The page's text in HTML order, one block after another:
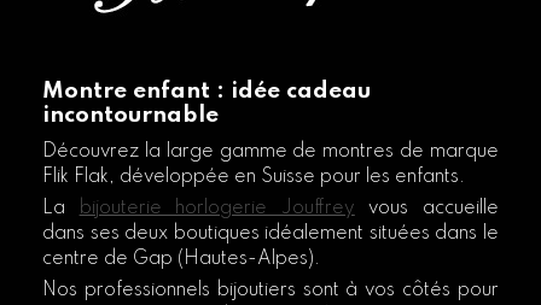
Montre enfant : idée cadeau
incontournable
Découvrez la large gamme de montres de marque
Flik Flak, développée en Suisse pour les enfants.
La bijouterie horlogerie Jouffrey vous accueille
dans ses deux boutiques idéalement situées dans le
centre de Gap (Hautes-Alpes).
Nos professionnels bijoutiers sont à vos côtés pour